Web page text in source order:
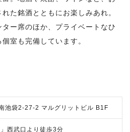
た銘酒とともにお楽しみあれ。
ー席のほか、プライベートなひ
室も完備しています。
池袋2-27-2 マルグリットビル B1F
西武口より徒歩3分